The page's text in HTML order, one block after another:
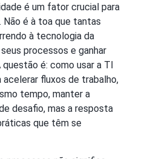
é um fator crucial para
Não é à toa que tantas
à tecnologia da
processos e ganhar
é: como usar a TI
fluxos de trabalho,
tempo, manter a
desafio, mas a resposta
que têm se